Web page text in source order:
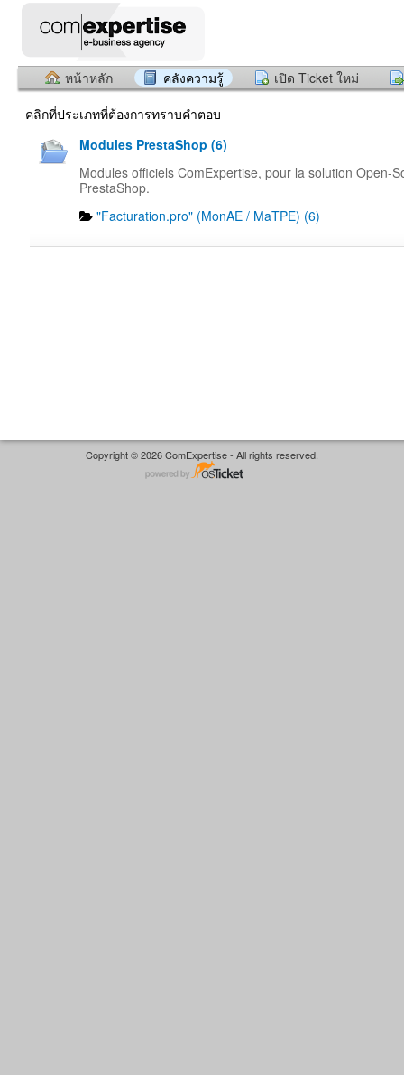
หน้าหลัก คลังความรู้
เปิด Ticket ใหม่
คลิกที่ประเภทที่ต้องการทราบคำตอบ
Modules PrestaShop (6)
Modules officiels ComExpertise, pour la solution Open-
PrestaShop.
"Facturation.pro" (MonAE / MaTPE) (6)
Copyright © 2026 ComExpertise - All rights reserved.